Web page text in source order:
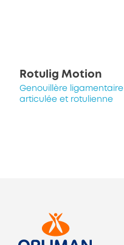
Rotulig Motion
Genouillère ligamentaire
articulée et rotulienne